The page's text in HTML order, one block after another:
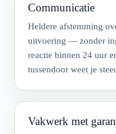
Communicatie
Heldere afstemming
uitvoering — zonder
reactie binnen 24 uur
tussendoor weet je
Vakwerk met